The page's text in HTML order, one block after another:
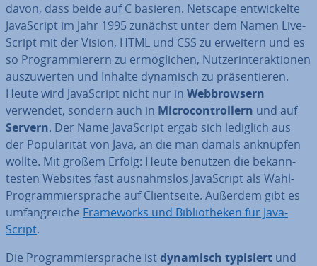
davon, dass beide auf C basieren. Netscape ent­wi­ckel­te
Ja­va­Script im Jahr 1995 zunächst unter dem Namen Live­
Script mit der Vision, HTML und CSS zu erweitern und es
so Pro­gram­mie­rern zu er­mög­li­chen, Nut­zer­inter­ak­tio­nen
aus­zu­wer­ten und Inhalte dynamisch zu prä­sen­tie­ren.
Heute wird Ja­va­Script nicht nur in Web­brow­sern
verwendet, sondern auch in Mi­cro­con­trol­lern und auf
Servern. Der Name Ja­va­Script ergab sich lediglich aus
der Po­pu­la­ri­tät von Java, an die man damals anknüpfen
wollte. Mit großem Erfolg: Heute benutzen die be­kann­
tes­ten Websites fast aus­nahms­los Ja­va­Script als Wahl-
Pro­gram­mier­spra­che auf Cli­ent­sei­te. Außerdem gibt es
um­fang­rei­che Frame­works und Bi­blio­the­ken für Ja­va­
Script.
Die Pro­gram­mier­spra­che istdynamisch typisiert und